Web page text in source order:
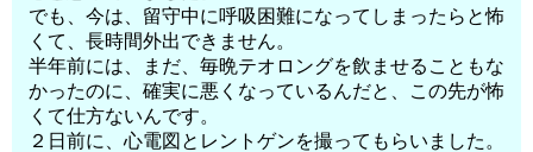
でも、今は、留守中に呼吸困難になってしまったらと怖
くて、長時間外出できません。
半年前には、まだ、毎晩テオロングを飲ませることもな
かったのに、確実に悪くなっているんだと、この先が怖
くて仕方ないんです。
２日前に、心電図とレントゲンを撮ってもらいました。